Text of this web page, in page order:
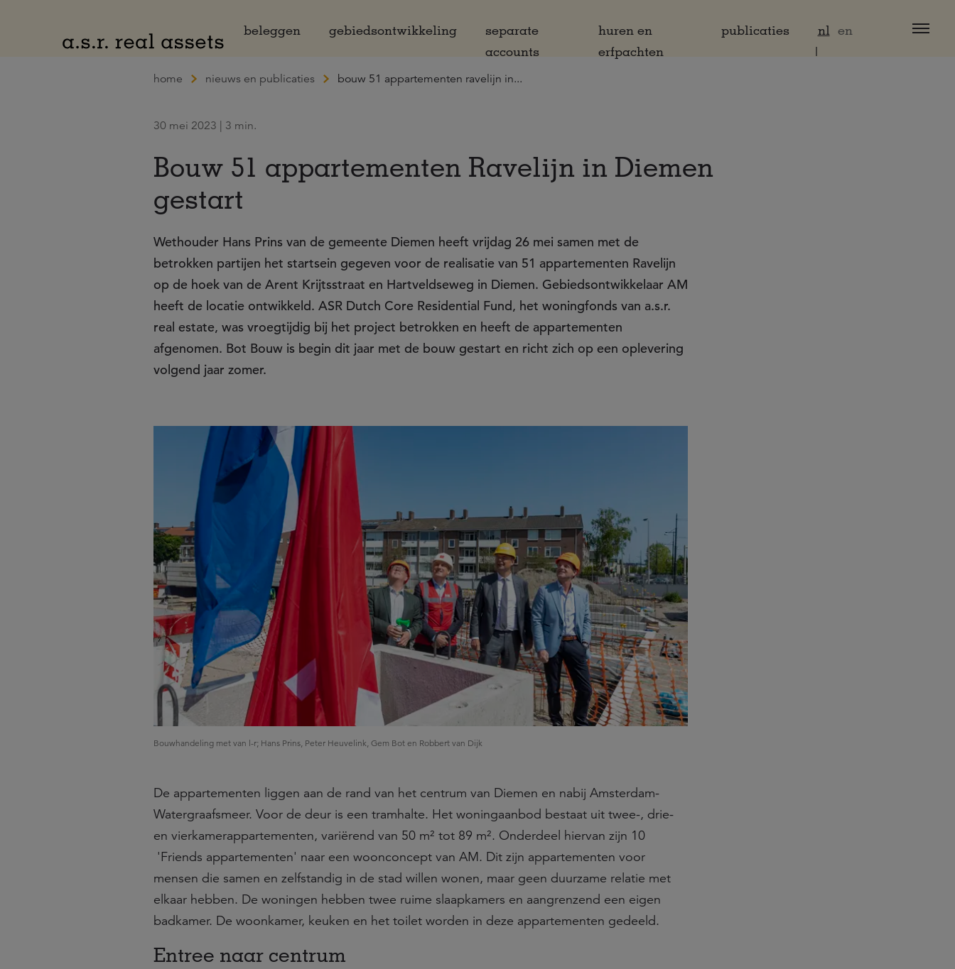
beleggen
gebiedsontwikkeling
separate
accounts
huren en
erfpachten
publicaties nl en
home nieuws en publicaties bouw 51 appartementen ravelijn in...
30 mei 2023 | 3 min.
Bouw 51 appartementen Ravelijn in Diemen
gestart
Wethouder Hans Prins van de gemeente Diemen heeft vrijdag 26 mei samen met de
betrokken partijen het startsein gegeven voor de realisatie van 51 appartementen Ravelijn
op de hoek van de Arent Krijtsstraat en Hartveldseweg in Diemen. Gebiedsontwikkelaar AM
heeft de locatie ontwikkeld. ASR Dutch Core Residential Fund, het woningfonds van a.s.r.
real estate, was vroegtijdig bij het project betrokken en heeft de appartementen
afgenomen. Bot Bouw is begin dit jaar met de bouw gestart en richt zich op een oplevering
volgend jaar zomer.
Bouwhandeling met van l-r; Hans Prins, Peter Heuvelink, Gem Bot en Robbert van Dijk
De appartementen liggen aan de rand van het centrum van Diemen en nabij Amsterdam-
Watergraafsmeer. Voor de deur is een tramhalte. Het woningaanbod bestaat uit twee-, drie-
en vierkamerappartementen, variërend van 50 m² tot 89 m². Onderdeel hiervan zijn 10
'Friends appartementen' naar een woonconcept van AM. Dit zijn appartementen voor
mensen die samen en zelfstandig in de stad willen wonen, maar geen duurzame relatie met
elkaar hebben. De woningen hebben twee ruime slaapkamers en aangrenzend een eigen
badkamer. De woonkamer, keuken en het toilet worden in deze appartementen gedeeld.
Entree naar centrum